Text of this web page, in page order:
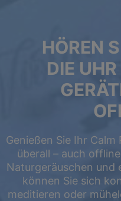
HÖREN
DIE
Genießen Sie Ihr
überall – auch
Naturgeräuschen und
können Sie sich
meditieren oder